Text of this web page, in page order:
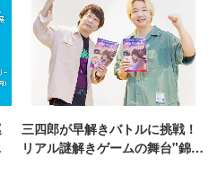
三四郎が早解きバトルに挑戦！
リアル謎解きゲームの舞台"錦糸